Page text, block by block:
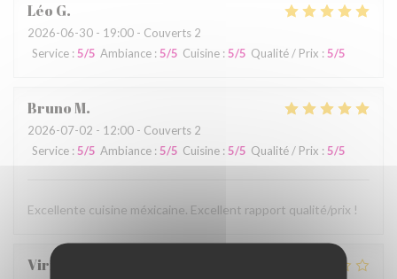
Léo G
2026-06-30 - 19:00 - Couverts 2
Service : 5/5 Ambiance :5/5 Cuisine :5/5 Qualité / Prix : 5/5
BrunoM
2026-07-02 - 12:00 - Couverts 2
Service : 5/5 Ambiance : 5/5 Cuisine : 5/5 Qualité / Prix : 5/5
Excellente cuisine méxicaine. Excellent rapport qualité/prix !
Viridiana